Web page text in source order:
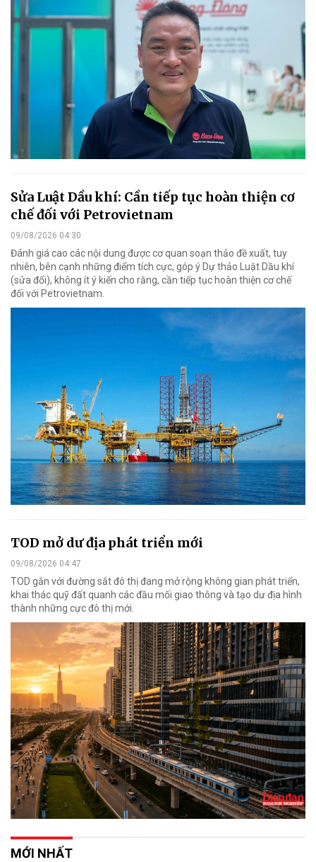
Sửa Luật Dầu khí: Cần tiếp tục hoàn thiện cơ
chế đối với Petrovietnam
09/08/2026 04:30
Đánh giá cao các nội dung được cơ quan soạn thảo đề xuất, tuy
nhiên, bên cạnh những điểm tích cực, góp ý Dự thảo Luật Dầu khí
(sửa đổi), không ít ý kiến cho rằng, cần tiếp tục hoàn thiện cơ chế
đối với Petrovietnam.
TOD mở dư địa phát triển mới
09/08/2026 04:47
TOD gắn với đường sắt đô thị đang mở rộng không gian phát triển,
khai thác quỹ đất quanh các đầu mối giao thông và tạo dư địa hình
thành những cực đô thị mới.
MỚI NHẤT